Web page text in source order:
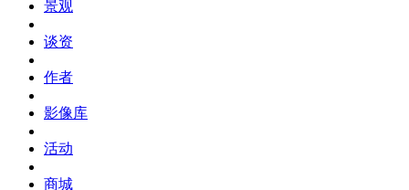
景观
谈资
作者
影像库
活动
商城